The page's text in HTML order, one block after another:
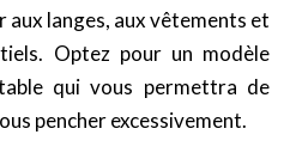
aux langes, aux vêtements et
Optez pour un modèle
qui vous permettra de
pencher excessivement.